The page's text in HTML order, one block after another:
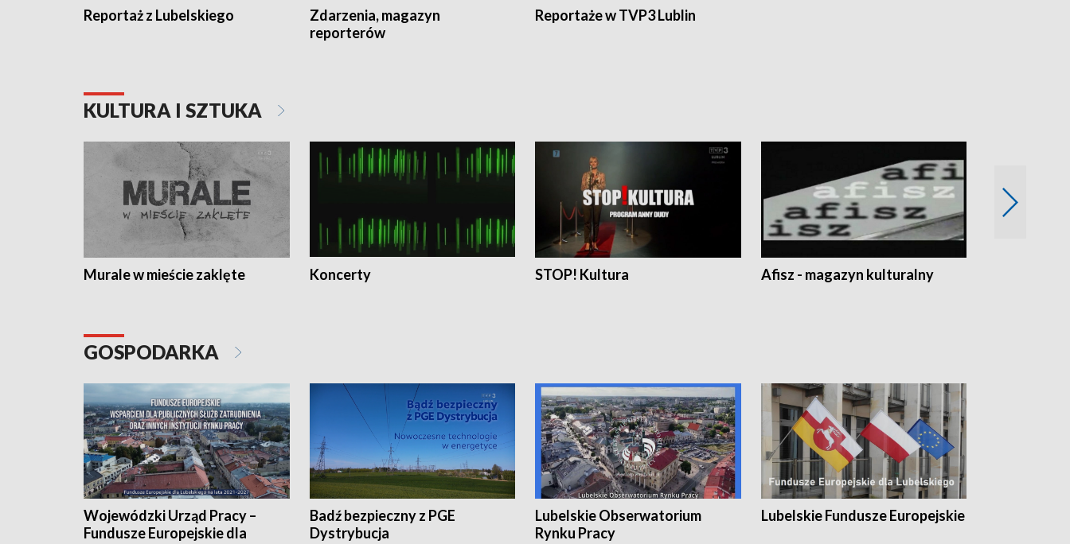
Reportaż z Lubelskiego
Zdarzenia, magazyn
reporterów
Reportaże w TVP3 Lublin
KULTURA I SZTUKA
Murale w mieście zaklęte Koncerty STOP! Kultura Afisz - magazyn kulturalny
GOSPODARKA
Wojewódzki Urząd Pracy –
Fundusze Europejskie dla
Badź bezpieczny z PGE
Dystrybucja
Lubelskie Obserwatorium
Rynku Pracy
Lubelskie Fundusze Europejskie